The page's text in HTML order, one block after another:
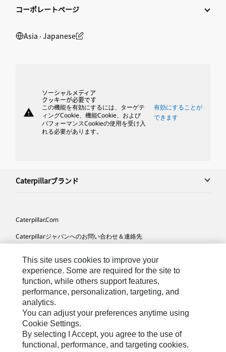
コーポレートページ
Asia ‧ Japanese
warning
ソーシャルメディア
クッキーが必要です
この機能を有効にするには、ターゲテ
ィングCookie、機能Cookie、および
パフォーマンスCookieの使用を受け入
れる必要があります。
有効にすることが
できます
Caterpillarブランド
Caterpillar.com
Caterpillarジャパンへのお問い合わせ＆連絡先
サイト･マップ
Cookie Settings
法的事項
プライバシー
This site uses cookies to improve your
experience. Some are required for the site to
function, while others support features,
performance, personalization, targeting, and
analytics.
You can adjust your preferences anytime using
Cookie Settings.
By selecting I Accept, you agree to the use of
functional, performance, and targeting cookies.